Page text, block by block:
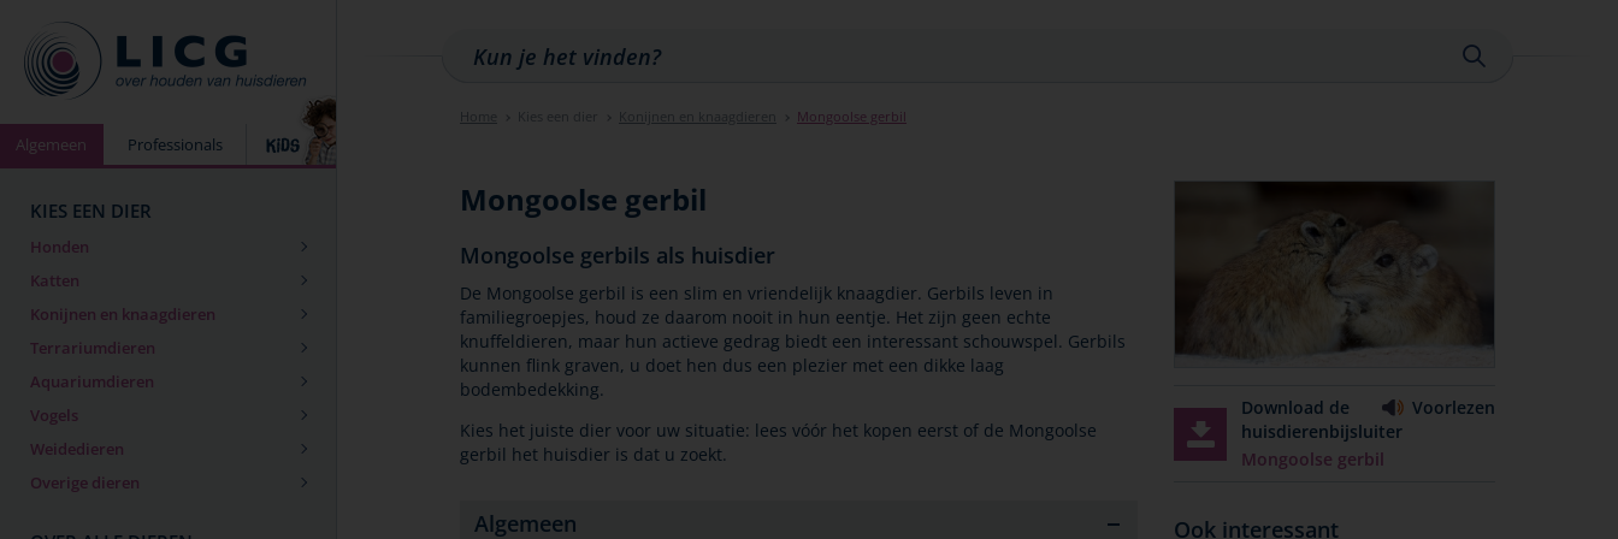
Algemeen Professionals
KIES EEN DIER
Honden
Katten
Konijnen en knaagdieren
Terrariumdieren
Aquariumdieren
Vogels
Weidedieren
Overige dieren
Home Kies een dier Konijnen en knaagdieren Mongoolse gerbil
Mongoolse gerbil
Mongoolse gerbils als huisdier
De Mongoolse gerbil is een slim en vriendelijk knaagdier. Gerbils leven in
familiegroepjes, houd ze daarom nooit in hun eentje. Het zijn geen echte
knuffeldieren, maar hun actieve gedrag biedt een interessant schouwspel. Gerbils
kunnen flink graven, u doet hen dus een plezier met een dikke laag
bodembedekking.
Kies het juiste dier voor uw situatie: lees vóór het kopen eerst of de Mongoolse
gerbil het huisdier is dat u zoekt.
Algemeen
Download de
huisdierenbijsluiter
Mongoolse gerbil
Voorlezen
Ook interessant